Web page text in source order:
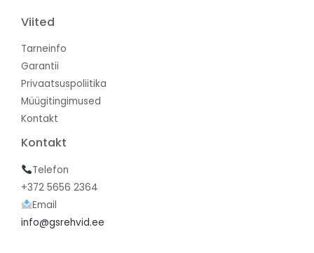
Viited
Tarneinfo
Garantii
Privaatsuspoliitika
Müügitingimused
Kontakt
Kontakt
Telefon
+372 5656 2364
Email
info@gsrehvid.ee